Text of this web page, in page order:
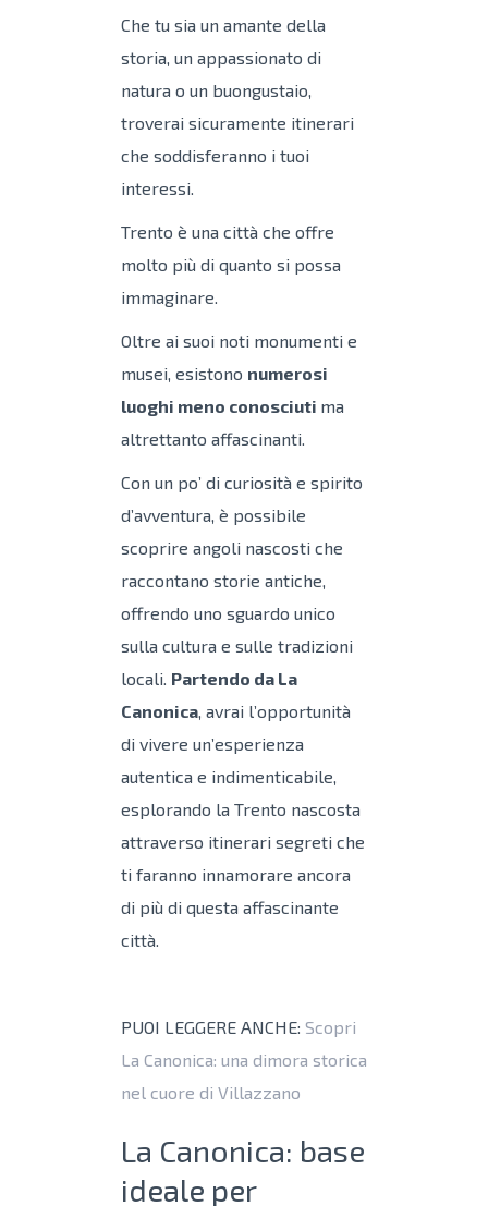
Che tu sia un amante della
storia, un appassionato di
natura o un buongustaio,
troverai sicuramente itinerari
che soddisferanno i tuoi
interessi.
Trento è una città che offre
molto più di quanto si possa
immaginare.
Oltre ai suoi noti monumenti e
musei, esistono numerosi
luoghi meno conosciuti ma
altrettanto affascinanti.
Con un po’ di curiosità e spirito
d’avventura, è possibile
scoprire angoli nascosti che
raccontano storie antiche,
offrendo uno sguardo unico
sulla cultura e sulle tradizioni
locali. Partendo da La
Canonica, avrai l’opportunità
di vivere un’esperienza
autentica e indimenticabile,
esplorando la Trento nascosta
attraverso itinerari segreti che
ti faranno innamorare ancora
di più di questa affascinante
città.
PUOI LEGGERE ANCHE: Scopri
La Canonica: una dimora storica
nel cuore di Villazzano
La Canonica: base
ideale per